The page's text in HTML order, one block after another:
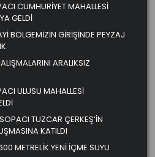
CUMHURİYET MAHALLESİ
GELDİ
BÖLGEMİZİN GİRİŞİNDE PEYZAJ
ARALIKSIZ
ULUSU MAHALLESİ
TUZCAR ÇERKEŞ’İN
KATILDI
METRELİK YENİ İÇME SUYU